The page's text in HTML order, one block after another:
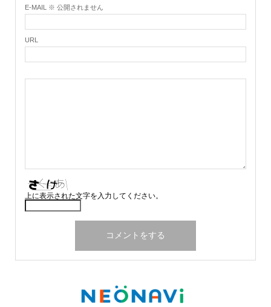
E-MAIL ※ 公開されません
URL
上に表示された文字を入力してください。